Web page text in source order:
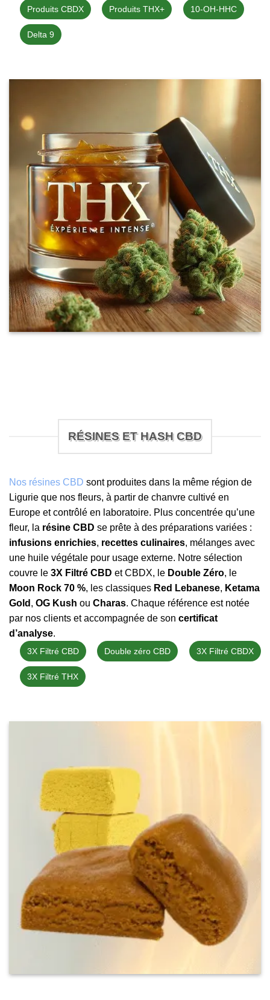
Produits CBDX Produits THX+ 10-OH-HHC
Delta 9
RÉSINES ET HASH CBD
Nos résines CBD sont produites dans la même région de
Ligurie que nos fleurs, à partir de chanvre cultivé en
Europe et contrôlé en laboratoire. Plus concentrée qu’une
fleur, la résine CBD se prête à des préparations variées :
infusions enrichies, recettes culinaires, mélanges avec
une huile végétale pour usage externe. Notre sélection
couvre le 3X Filtré CBD et CBDX, le Double Zéro, le
Moon Rock 70 %, les classiques Red Lebanese, Ketama
Gold , OG Kush ou Charas. Chaque référence est notée
par nos clients et accompagnée de son certificat
d’analyse.
3X Filtré CBD Double zéro CBD 3X Filtré CBDX
3X Filtré THX